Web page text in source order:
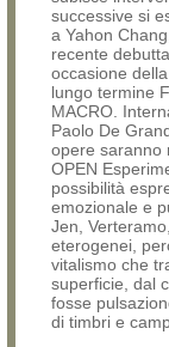
successive si
a Yahon
recente
occasione
lungo termine
MACRO.
Paolo De
opere saranno
OPEN
possibilità
emozionale e
Jen,
eterogenei,
vitalismo che
superficie, dal
fosse
di timbri e